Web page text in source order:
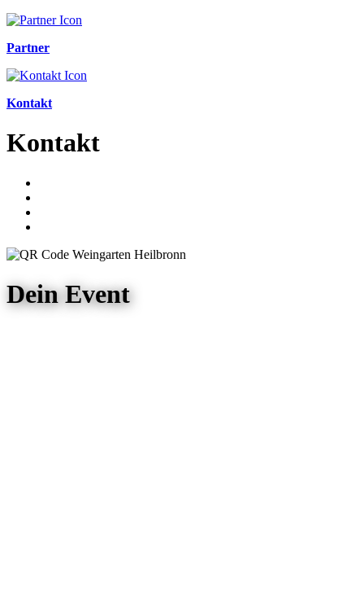
Partner
Kontakt
Kontakt
Dein Event